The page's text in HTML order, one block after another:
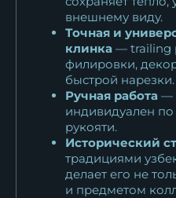
внешнему виду.
Точная и
клинка — trailing
филировки,
быстрой нарезки.
Ручная работа —
индивидуален по
рукояти.
Исторический
традициями
делает его не
и предметом